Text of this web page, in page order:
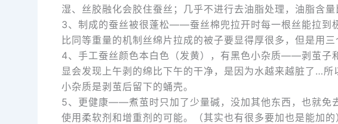
湿、丝胶融化会胶住蚕丝；几乎不进行去油脂处理，油脂含量
3、制成的蚕丝被很蓬松——蚕丝棉兜拉开时每一根丝能拉到
比同等重量的机制丝绵片拉成的被子要显得厚很多，但是用三
4、手工蚕丝颜色本白色（发黄），有黑色小杂质——剥茧子
显会发现上午剥的绵比下午的干净，是因为水越来越脏了…所
小杂质是剥茧后留下的蛹壳。
5、更健康——煮茧时只加了少量碱，没加其他东西，也就免
使用柔软剂和增重剂的可能。（其实也有很多要加也是能加的